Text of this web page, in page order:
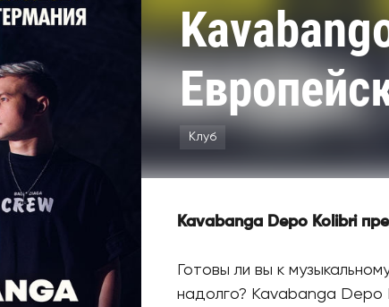
Клуб
Kavabanga Depo Kolibri
Готовы ли вы к
надолго? Kavabanga Depo